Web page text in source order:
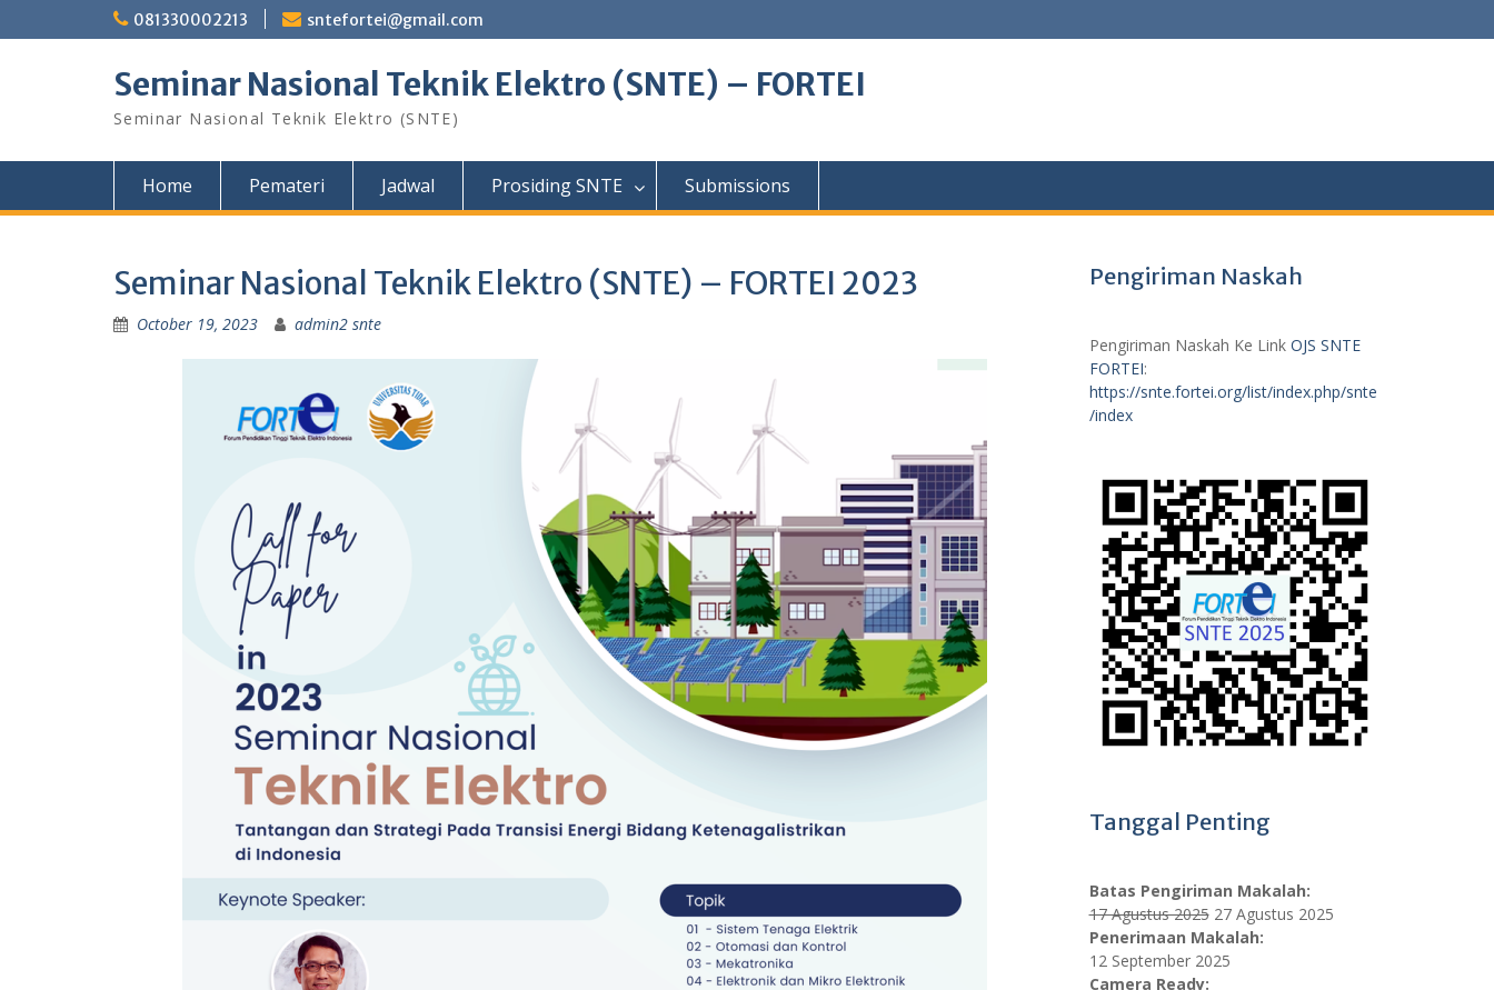
to
081330002213 sntefortei@gmail.com
Seminar Nasional Teknik Elektro (SNTE) – FORTEI
Seminar Nasional Teknik Elektro (SNTE)
Home Pemateri Jadwal Prosiding SNTE Submissions
Seminar Nasional Teknik Elektro (SNTE) – FORTEI 2023
October 19, 2023 admin2 snte
Pengiriman Naskah
Pengiriman Naskah Ke Link OJS SNTE
FORTEI:
https://snte.fortei.org/list/index.php/snte
/index
Tanggal Penting
Batas Pengiriman Makalah:
17 Agustus 202527 Agustus 2025
Penerimaan Makalah:
12 September 2025
Camera Ready: